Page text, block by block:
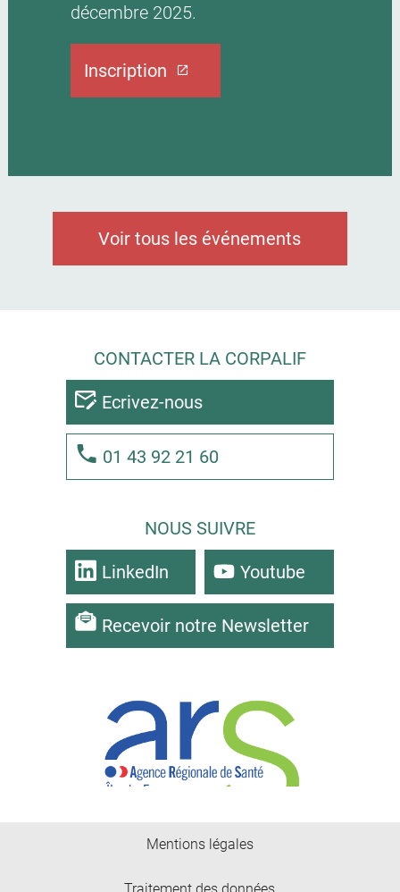
décembre 2025.
Inscription
Voir tous les événements
CONTACTER LA CORPALIF
Ecrivez-nous
01 43 92 21 60
NOUS SUIVRE
LinkedIn Youtube
Recevoir notre Newsletter
Mentions légales